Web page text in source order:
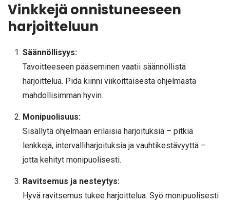
Vinkkejä onnistuneeseen
harjoitteluun
Säännöllisyys:
Tavoitteeseen pääseminen vaatii säännöllistä
harjoittelua. Pidä kiinni viikoittaisesta ohjelmasta
mahdollisimman hyvin.
Monipuolisuus:
Sisällytä ohjelmaan erilaisia harjoituksia – pitkiä
lenkkejä, intervalliharjoituksia ja vauhtikestävyyttä –
jotta kehityt monipuolisesti.
Ravitsemus ja nesteytys:
Hyvä ravitsemus tukee harjoittelua. Syö monipuolisesti